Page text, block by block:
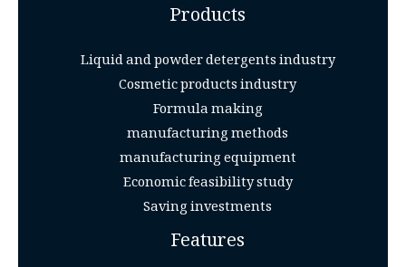
Products
Liquid and powder detergents industry
Cosmetic products industry
Formula making
manufacturing methods
manufacturing equipment
Economic feasibility study
Saving investments
Features